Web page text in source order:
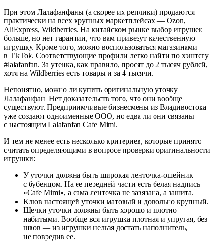
При этом Лалафанфаны (а скорее их реплики) продаются
практически на всех крупных маркетплейсах — Ozon,
AliExpress, Wildberries. На китайском рынке выбор игрушек
больше, но нет гарантии, что вам привезут качественную
игрушку. Кроме того, можно воспользоваться магазинами
в TikTok. Соответствующие профили легко найти по хэштегу
#lalafanfan. За утенка, как правило, просят до 2 тысяч рублей,
хотя на Wildberries есть товары и за 4 тысячи.
Непонятно, можно ли купить оригинальную уточку
Лалафанфан. Нет доказательств того, что они вообще
существуют. Предприимчивые бизнесмены из Владивостока
уже создают одноименные ООО, но едва ли они связаны
с настоящим Lalafanfan Cafe Mimi.
И тем не менее есть несколько критериев, которые принято
считать определяющими в вопросе проверки оригинальности
игрушки:
У уточки должна быть широкая ленточка-ошейник
с бубенцом. На ее передней части есть белая надпись
«Cafe Mimi», а сама ленточка не завязана, а зашита.
Клюв настоящей уточки матовый и довольно крупный.
Щечки уточки должны быть хорошо и плотно
набитыми. Вообще вся игрушка плотная и упругая, без
швов — из игрушки нельзя достать наполнитель,
не повредив ее.